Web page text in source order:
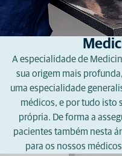
A especialidade de
sua origem mais
uma especialidade
médicos, e por tudo isto
própria. De forma a
pacientes também nesta
para os nossos